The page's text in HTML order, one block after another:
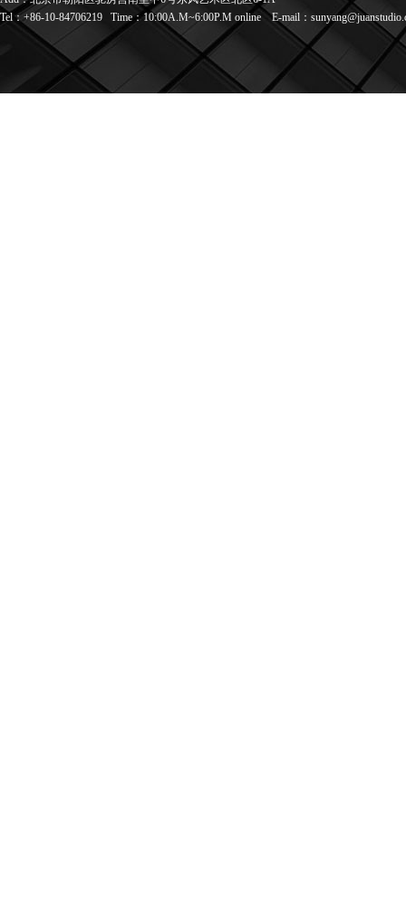
Tel：+86-10-84706219
Time：10:00A.M~6:00P.M onlineE-mail：